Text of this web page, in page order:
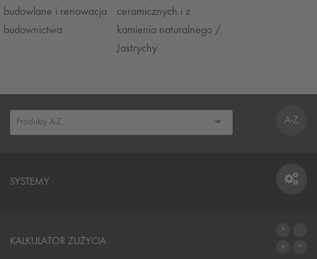
budowlane i renowacja
budownictwa
ceramicznych i z
kamienia naturalnego /
Jastrychy
A-Z
SYSTEMY
KALKULATOR ZUŻYCIA